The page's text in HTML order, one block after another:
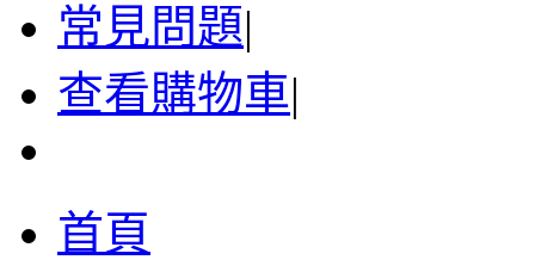
常見問題|
查看購物車|
首頁